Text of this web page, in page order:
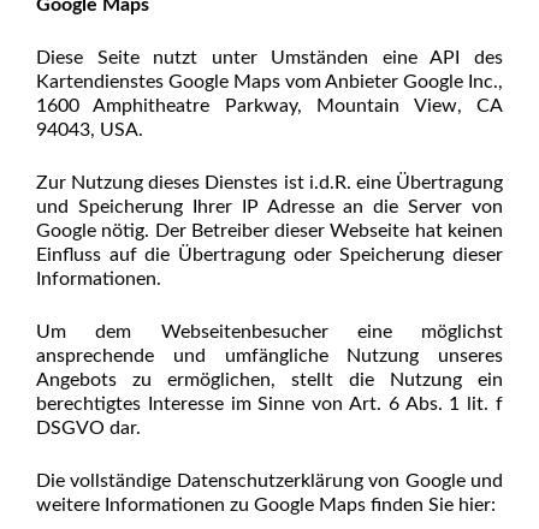
Google Maps
Diese Seite nutzt unter Umständen eine API des
Kartendienstes Google Maps vom Anbieter Google Inc.,
1600 Amphitheatre Parkway, Mountain View, CA
94043, USA.
Zur Nutzung dieses Dienstes ist i.d.R. eine Übertragung
und Speicherung Ihrer IP Adresse an die Server von
Google nötig. Der Betreiber dieser Webseite hat keinen
Einfluss auf die Übertragung oder Speicherung dieser
Informationen.
Um dem Webseitenbesucher eine möglichst
ansprechende und umfängliche Nutzung unseres
Angebots zu ermöglichen, stellt die Nutzung ein
berechtigtes Interesse im Sinne von Art. 6 Abs. 1 lit. f
DSGVO dar.
Die vollständige Datenschutzerklärung von Google und
weitere Informationen zu Google Maps finden Sie hier: